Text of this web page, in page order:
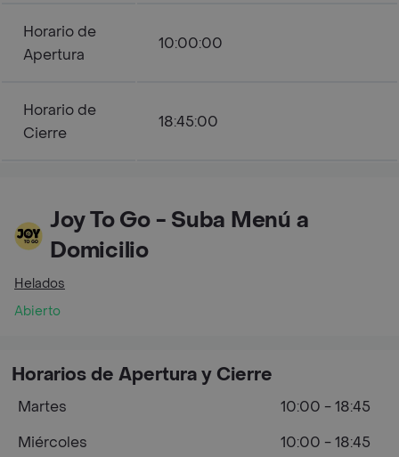
Horario de
Apertura
10:00:00
Horario de
Cierre
18:45:00
Joy To Go - Suba Menú a
Domicilio
Helados
Abierto
Horarios de Apertura y Cierre
Martes
10:00 - 18:45
Miércoles
10:00 - 18:45